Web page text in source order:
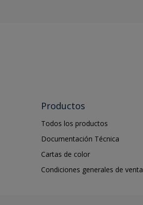
Productos
Todos los productos
Documentación Técnica
Cartas de color
Condiciones generales de venta